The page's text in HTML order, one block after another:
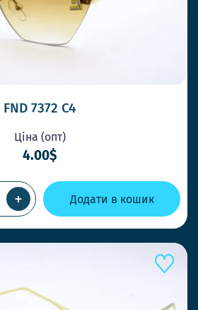
FND 7372 C4
Ціна (опт)
4.00$
+ Додати в кошик